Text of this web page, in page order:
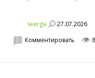
seerga 27.07.2026
Комментировать